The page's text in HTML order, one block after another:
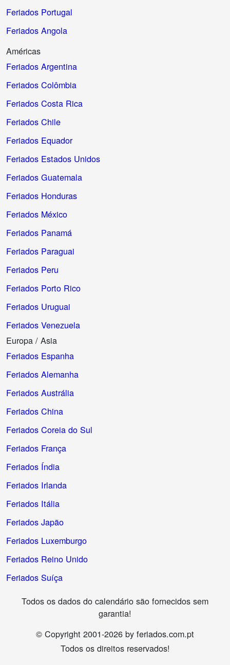
Feriados Portugal
Feriados Angola
Américas
Feriados Argentina
Feriados Colômbia
Feriados Costa Rica
Feriados Chile
Feriados Equador
Feriados Estados Unidos
Feriados Guatemala
Feriados Honduras
Feriados México
Feriados Panamá
Feriados Paraguai
Feriados Peru
Feriados Porto Rico
Feriados Uruguai
Feriados Venezuela
Europa / Asia
Feriados Espanha
Feriados Alemanha
Feriados Austrália
Feriados China
Feriados Coreia do Sul
Feriados França
Feriados Índia
Feriados Irlanda
Feriados Itália
Feriados Japão
Feriados Luxemburgo
Feriados Reino Unido
Feriados Suíça
Todos os dados do calendário são fornecidos sem
garantia!
© Copyright 2001-2026 by feriados.com.pt
Todos os direitos reservados!